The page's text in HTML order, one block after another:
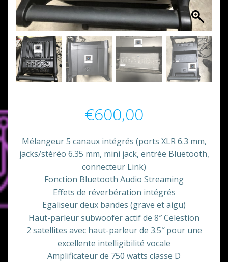
€600,00
Mélangeur 5 canaux intégrés (ports XLR 6.3 mm,
jacks/stéréo 6.35 mm, mini jack, entrée Bluetooth,
connecteur Link)
Fonction Bluetooth Audio Streaming
Effets de réverbération intégrés
Egaliseur deux bandes (grave et aigu)
Haut-parleur subwoofer actif de 8″ Celestion
2 satellites avec haut-parleur de 3.5″ pour une
excellente intelligibilité vocale
Amplificateur de 750 watts classe D